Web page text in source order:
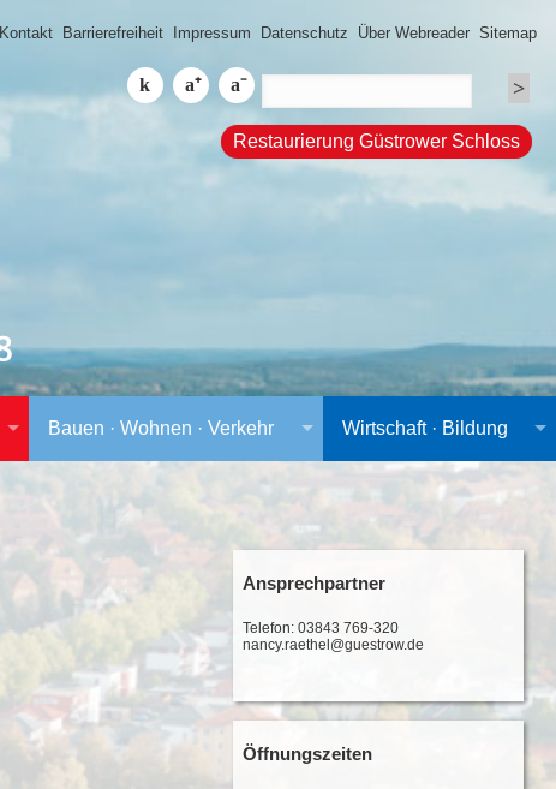
Kontakt Barrierefreiheit Impressum Datenschutz Über Webreader Sitemap
Restaurierung Güstrower Schloss
Bauen · Wohnen · Verkehr Wirtschaft · Bildung
Ansprechpartner
Telefon: 03843 769-320
nancy.raethel@guestrow.de
Öffnungszeiten